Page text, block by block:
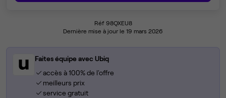
Réf 98QXEU8
Dernière mise à jour le 19 mars 2026
Faites équipe avec Ubiq
accès à 100% de l'offre
meilleurs prix
service gratuit